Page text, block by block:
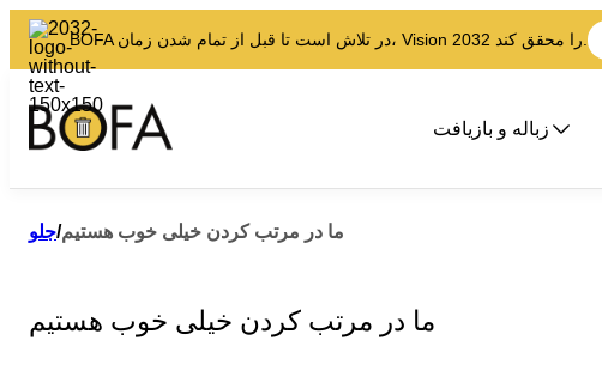
زباله و بازیافت
جلو/ما در مرتب کردن خیلی خوب هستیم
ما در مرتب کردن خیلی خوب هستیم